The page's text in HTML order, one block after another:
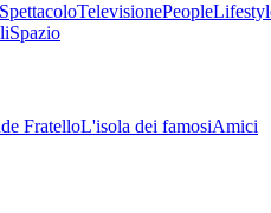
SpettacoloTelevisionePeople
Spazio
FratelloL'isola dei famosiAmici